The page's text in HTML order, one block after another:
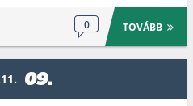
0 TOVÁBB
09.